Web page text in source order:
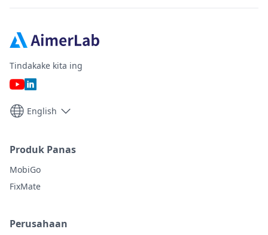
Tindakake kita ing
English
Produk Panas
MobiGo
FixMate
Perusahaan